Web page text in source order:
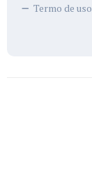
Termo de uso